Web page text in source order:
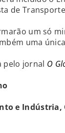
de
um só
uma
pelo jornal O
e